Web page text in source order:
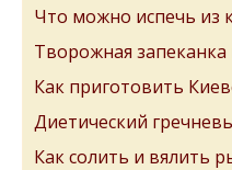
Что можно испечь из
Творожная запеканка
Как приготовить
Диетический
Как солить и вялить